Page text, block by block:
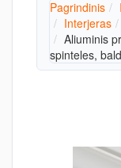
Pagrindinis
Interjeras
Aliuminis
spinteles,